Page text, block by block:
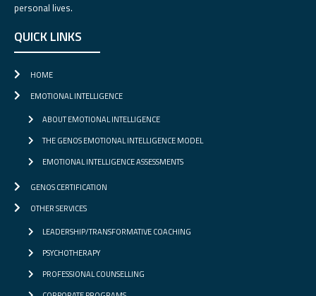
personal lives.
QUICK LINKS
HOME
EMOTIONAL INTELLIGENCE
ABOUT EMOTIONAL INTELLIGENCE
THE GENOS EMOTIONAL INTELLIGENCE MODEL
EMOTIONAL INTELLIGENCE ASSESSMENTS
GENOS CERTIFICATION
OTHER SERVICES
LEADERSHIP/TRANSFORMATIVE COACHING
PSYCHOTHERAPY
PROFESSIONAL COUNSELLING